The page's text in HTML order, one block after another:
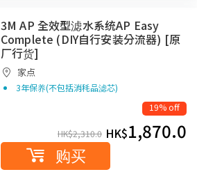
3M AP 全效型滤水系统AP Easy
Complete (DIY自行安装分流器) [原
厂行货]
家点
3年保养(不包括消秏品滤芯)
19% off
HK$2,310.0 HK$1,870.0
购买